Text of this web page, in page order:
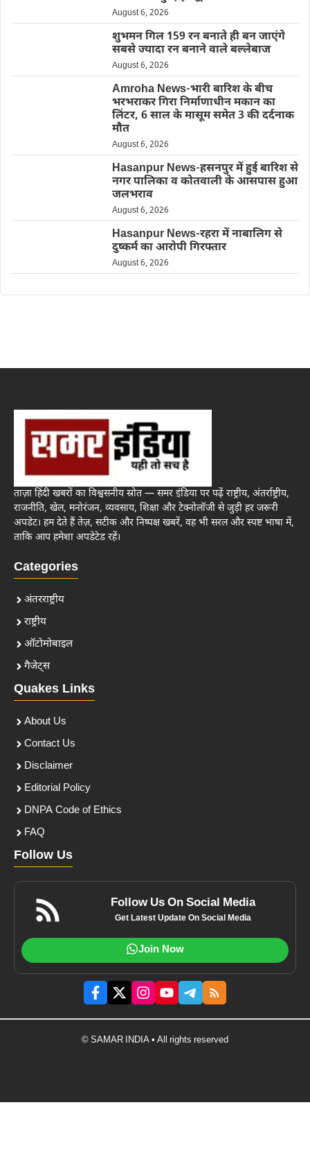
August 6, 2026
शुभमन गिल 159 रन बनाते ही बन जाएंगे
सबसे ज्यादा रन बनाने वाले बल्लेबाज
August 6, 2026
Amroha News-भारी बारिश के बीच
भरभराकर गिरा निर्माणाधीन मकान का
लिंटर, 6 साल के मासूम समेत 3 की दर्दनाक
मौत
August 6, 2026
Hasanpur News-हसनपुर में हुई बारिश से
नगर पालिका व कोतवाली के आसपास हुआ
जलभराव
August 6, 2026
Hasanpur News-रहरा में नाबालिग से
दुष्कर्म का आरोपी गिरफ्तार
August 6, 2026
ताज़ा हिंदी खबरों का विश्वसनीय स्रोत — समर इंडिया पर पढ़ें राष्ट्रीय, अंतर्राष्ट्रीय,
राजनीति, खेल, मनोरंजन, व्यवसाय, शिक्षा और टेक्नोलॉजी से जुड़ी हर जरूरी
अपडेट। हम देते हैं तेज़, सटीक और निष्पक्ष खबरें, वह भी सरल और स्पष्ट भाषा में,
ताकि आप हमेशा अपडेटेड रहें।
Categories
अंतरराष्ट्रीय
राष्ट्रीय
ऑटोमोबाइल
गैजेट्स
Quakes Links
About Us
Contact Us
Disclaimer
Editorial Policy
DNPA Code of Ethics
FAQ
Follow Us
Follow Us On Social Media
Get Latest Update On Social Media
Join Now
© SAMAR INDIA • All rights reserved